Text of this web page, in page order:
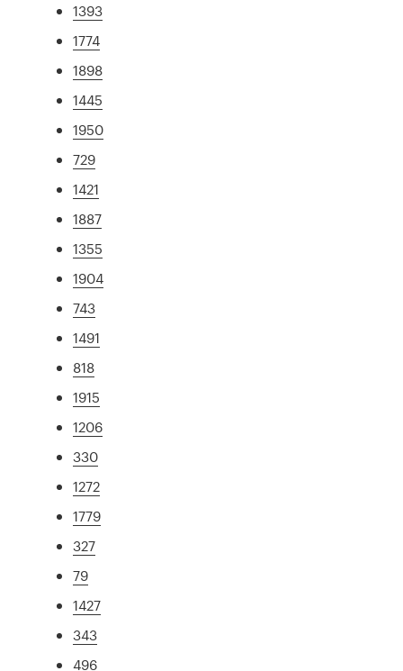
1393
1774
1898
1445
1950
729
1421
1887
1355
1904
743
1491
818
1915
1206
330
1272
1779
327
79
1427
343
496